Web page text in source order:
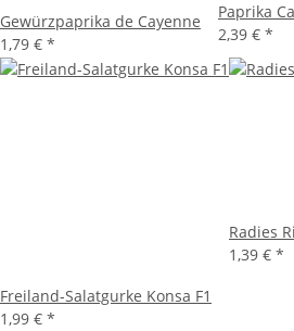
Gewürzpaprika de Cayenne
1,79 € *
Paprika
2,39 € *
Freiland-Salatgurke Konsa F1
1,99 € *
Radies
1,39 € *